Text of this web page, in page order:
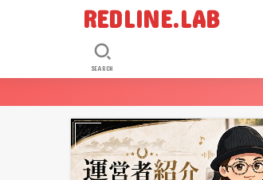
REDLINE.LAB
SEARCH